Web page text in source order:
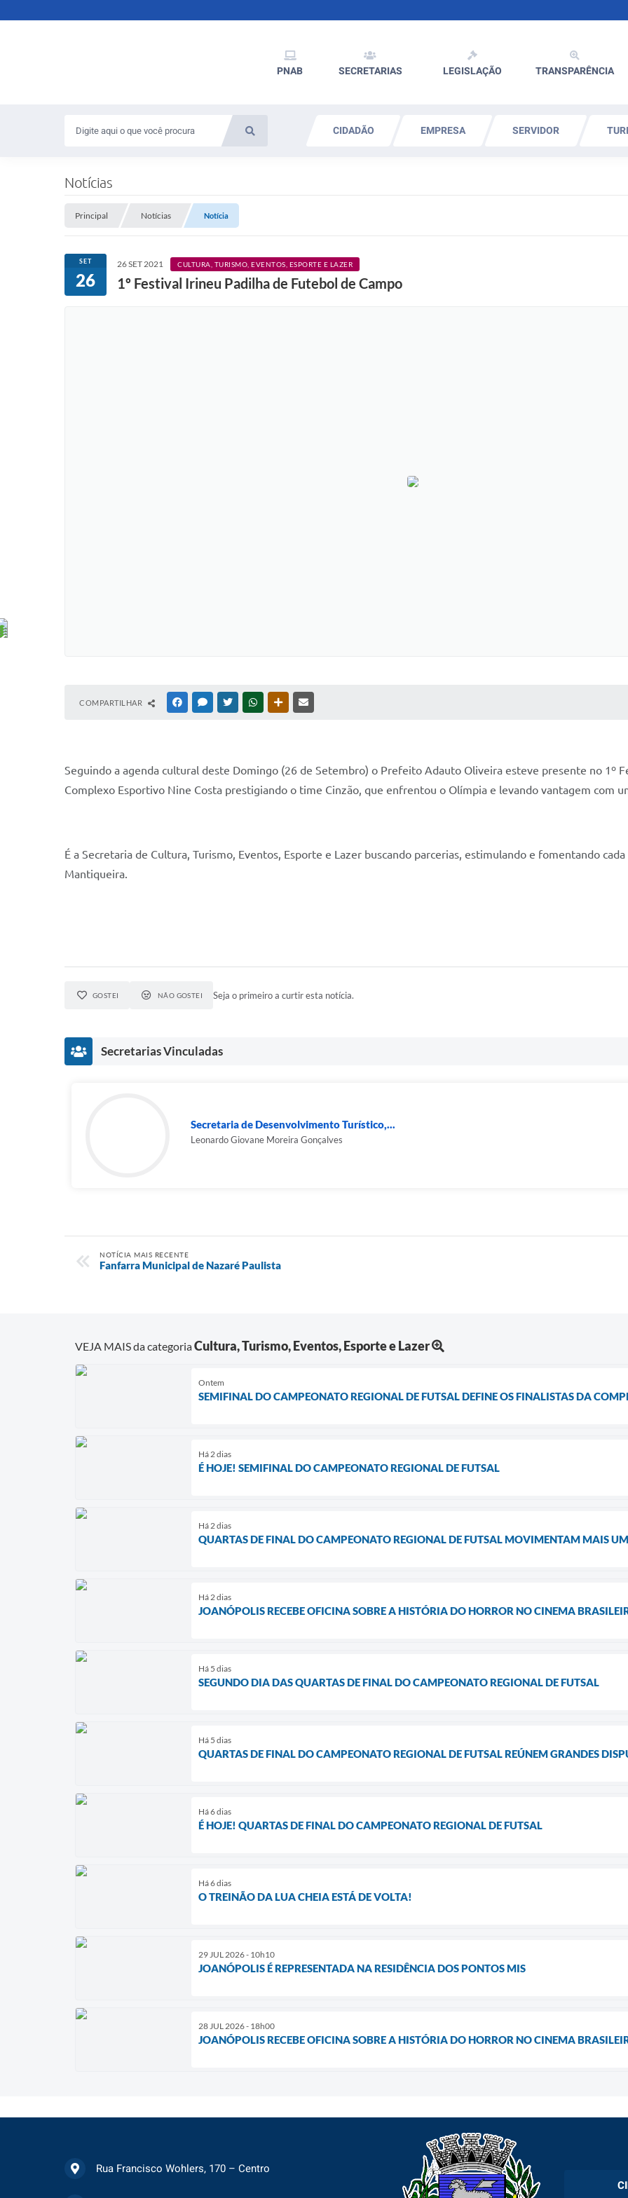
PNAB SECRETARIAS LEGISLAÇÃO TRANSPARÊNCIA
CIDADÃO EMPRESA SERVIDOR
Notícias
Principal Notícias Notícia
SET
26
26 SET 2021 CULTURA, TURISMO, EVENTOS, ESPORTE E LAZER
1º Festival Irineu Padilha de Futebol de Campo
COMPARTILHAR FACEBOOKMESSENGER
TWITTERWHATSAPPOUTRAS MÍDIAS
Seguindo a agenda cultural deste Domingo (26 de Setembro) o Prefeito Adauto Oliveira esteve presente no 1º
Complexo Esportivo Nine Costa prestigiando o time Cinzão, que enfrentou o Olímpia e levando vantagem com
É a Secretaria de Cultura, Turismo, Eventos, Esporte e Lazer buscando parcerias, estimulando e fomentando
Mantiqueira.
GOSTEI NÃO GOSTEI Seja o primeiro a curtir esta notícia.
Secretarias Vinculadas
Secretaria de Desenvolvimento Turístico,...
Leonardo Giovane Moreira Gonçalves
NOTÍCIA MAIS RECENTE
Fanfarra Municipal de Nazaré Paulista
VEJA MAIS da categoriaCultura, Turismo, Eventos, Esporte e Lazer
Ontem
SEMIFINAL DO CAMPEONATO REGIONAL DE FUTSAL DEFINE OS FINALISTAS DA
Há 2 dias
É HOJE! SEMIFINAL DO CAMPEONATO REGIONAL DE FUTSAL
Há 2 dias
QUARTAS DE FINAL DO CAMPEONATO REGIONAL DE FUTSAL MOVIMENTAM MAIS
Há 2 dias
JOANÓPOLIS RECEBE OFICINA SOBRE A HISTÓRIA DO HORROR NO CINEMA
Há 5 dias
SEGUNDO DIA DAS QUARTAS DE FINAL DO CAMPEONATO REGIONAL DE FUTSAL
Há 5 dias
QUARTAS DE FINAL DO CAMPEONATO REGIONAL DE FUTSAL REÚNEM GRANDES
Há 6 dias
É HOJE! QUARTAS DE FINAL DO CAMPEONATO REGIONAL DE FUTSAL
Há 6 dias
O TREINÃO DA LUA CHEIA ESTÁ DE VOLTA!
29 JUL 2026 - 10h10
JOANÓPOLIS É REPRESENTADA NA RESIDÊNCIA DOS PONTOS MIS
28 JUL 2026 - 18h00
JOANÓPOLIS RECEBE OFICINA SOBRE A HISTÓRIA DO HORROR NO CINEMA
Rua Francisco Wohlers, 170 – Centro